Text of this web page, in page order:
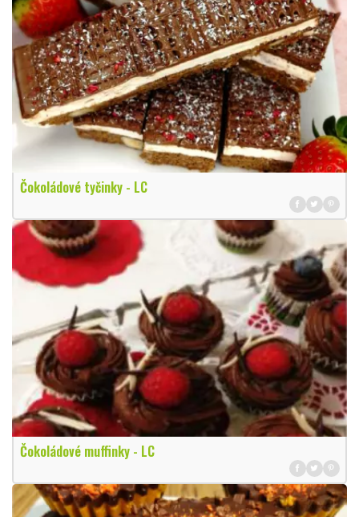
Čokoládové tyčinky - LC
Čokoládové muffinky - LC